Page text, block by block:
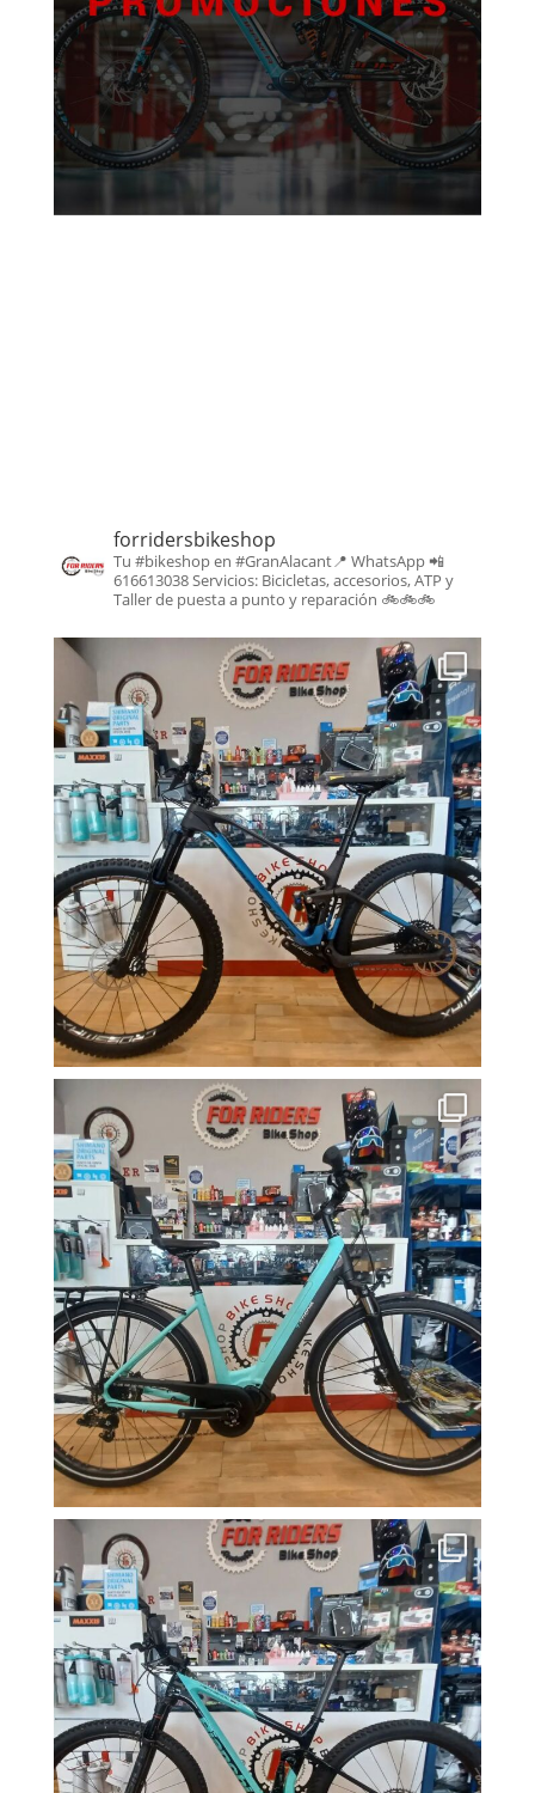
forridersbikeshop
Tu #bikeshop en #GranAlacant📍 WhatsApp 📲
616613038Servicios: Bicicletas, accesorios, ATP y
Taller de puesta a punto y reparación 🚲🚲🚲